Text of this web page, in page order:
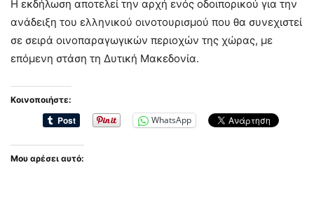
Η εκδήλωση αποτελεί την αρχή ενός οδοιπορικού για την
ανάδειξη του ελληνικού οινοτουρισμού που θα συνεχιστεί
σε σειρά οινοπαραγωγικών περιοχών της χώρας, με
επόμενη στάση τη Δυτική Μακεδονία.
Κοινοποιήστε:
WhatsApp
Μου αρέσει αυτό: